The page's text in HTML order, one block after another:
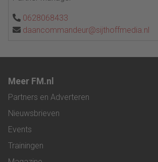
0628068433
daancommandeur@sijthoffmedia.nl
Meer FM.nl
Partners en Adverteren
Nieuwsbrieven
Events
Trainingen